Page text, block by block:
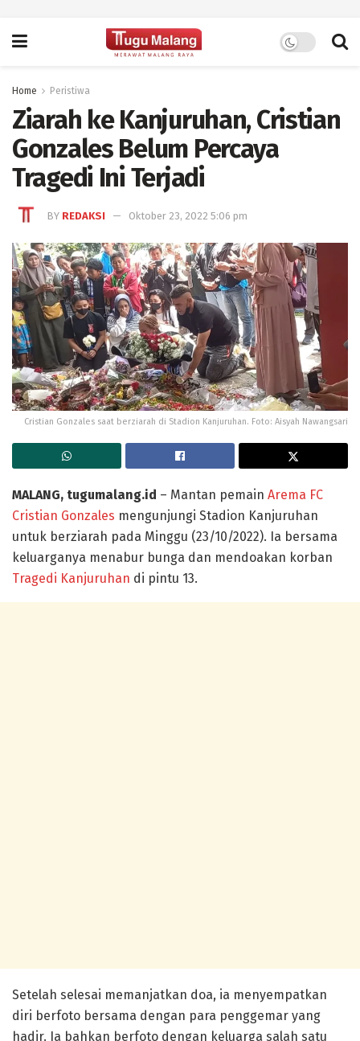
Home Peristiwa
Ziarah ke Kanjuruhan, Cristian
Gonzales Belum Percaya
Tragedi Ini Terjadi
BY REDAKSI Oktober 23, 2022 5:06 pm
Cristian Gonzales saat berziarah di Stadion Kanjuruhan. Foto: Aisyah Nawangsari
MALANG, tugumalang.id – Mantan pemain Arema FC
Cristian Gonzales mengunjungi Stadion Kanjuruhan
untuk berziarah pada Minggu (23/10/2022). Ia bersama
keluarganya menabur bunga dan mendoakan korban
Tragedi Kanjuruhan di pintu 13.
Setelah selesai memanjatkan doa, ia menyempatkan
diri berfoto bersama dengan para penggemar yang
hadir. Ia bahkan berfoto dengan keluarga salah satu